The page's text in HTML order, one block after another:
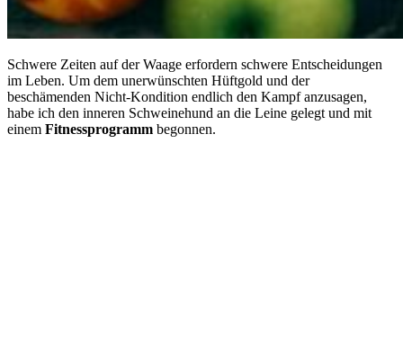
Schwere Zeiten auf der Waage erfordern schwere Entscheidungen
im Leben. Um dem unerwünschten Hüftgold und der
beschämenden Nicht-Kondition endlich den Kampf anzusagen,
habe ich den inneren Schweinehund an die Leine gelegt und mit
einem Fitnessprogramm begonnen.